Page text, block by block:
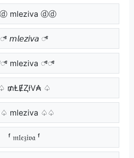
mleziva ⓓⓓ
್ 𝘮𝘭𝘦𝘻𝘪𝘷𝘢 ್
₥ⱠɆⱫłV₳ ♤
mleziva ♤♤
ᶠ 𝔪𝔩𝔢𝔷𝔦𝔳𝔞 ᶠ